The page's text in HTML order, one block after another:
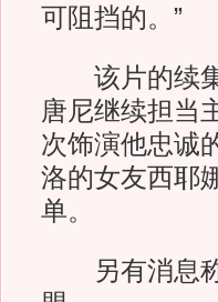
可阻挡的。”
该片的续集
唐尼继续担当
次饰演他忠诚
洛的女友西耶
单。
另有消息称